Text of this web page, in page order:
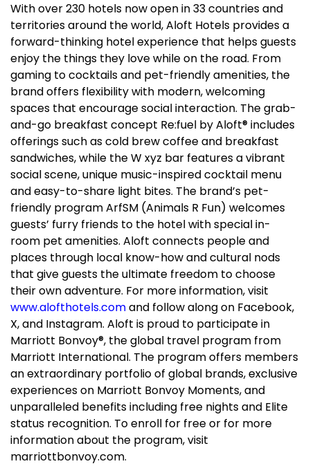
With over 230 hotels now open in 33 countries and
territories around the world, Aloft Hotels provides a
forward-thinking hotel experience that helps guests
enjoy the things they love while on the road. From
gaming to cocktails and pet-friendly amenities, the
brand offers flexibility with modern, welcoming
spaces that encourage social interaction. The grab-
and-go breakfast concept Re:fuel by Aloft® includes
offerings such as cold brew coffee and breakfast
sandwiches, while the W xyz bar features a vibrant
social scene, unique music-inspired cocktail menu
and easy-to-share light bites. The brand’s pet-
friendly program ArfSM (Animals R Fun) welcomes
guests’ furry friends to the hotel with special in-
room pet amenities. Aloft connects people and
places through local know-how and cultural nods
that give guests the ultimate freedom to choose
their own adventure. For more information, visit
www.alofthotels.comand follow along on Facebook,
X, and Instagram. Aloft is proud to participate in
Marriott Bonvoy®, the global travel program from
Marriott International. The program offers members
an extraordinary portfolio of global brands, exclusive
experiences on Marriott Bonvoy Moments, and
unparalleled benefits including free nights and Elite
status recognition. To enroll for free or for more
information about the program, visit
marriottbonvoy.com.